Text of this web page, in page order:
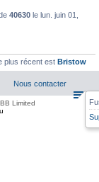
40630 le lun. juin 01,
plus récent est Bristow
Nous contacter
Limited